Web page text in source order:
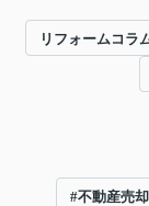
リフォームコラ
#不動産売却